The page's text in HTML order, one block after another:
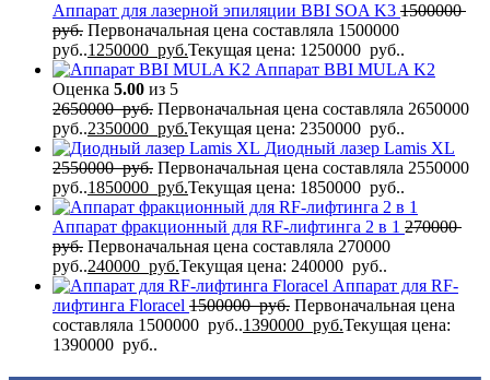
Аппарат для лазерной эпиляции BBI SOA K3 1500000
руб. Первоначальная цена составляла 1500000
руб..1250000 руб.Текущая цена: 1250000 руб..
Аппарат BBI MULA K2
Оценка 5.00 из 5
2650000руб. Первоначальная цена составляла 2650000
руб..2350000 руб.Текущая цена: 2350000 руб..
Диодный лазер Lamis XL
2550000руб. Первоначальная цена составляла 2550000
руб..1850000 руб.Текущая цена: 1850000 руб..
Аппарат фракционный для RF-лифтинга 2 в 1 270000
руб. Первоначальная цена составляла 270000
руб..240000 руб.Текущая цена: 240000 руб..
Аппарат для RF-
лифтинга Flоrасеl 1500000руб. Первоначальная цена
составляла 1500000 руб..1390000 руб.Текущая цена:
1390000 руб..